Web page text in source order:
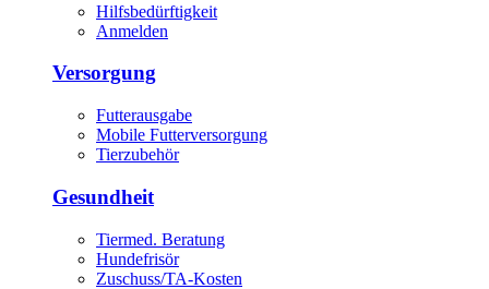
Hilfsbedürftigkeit
Anmelden
Versorgung
Futterausgabe
Mobile Futterversorgung
Tierzubehör
Gesundheit
Tiermed. Beratung
Hundefrisör
Zuschuss/TA-Kosten